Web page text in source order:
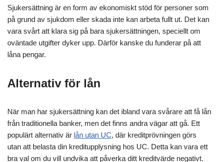
Sjukersättning är en form av ekonomiskt stöd för personer som
på grund av sjukdom eller skada inte kan arbeta fullt ut. Det kan
vara svårt att klara sig på bara sjukersättningen, speciellt om
oväntade utgifter dyker upp. Därför kanske du funderar på att
låna pengar.
Alternativ för lån
När man har sjukersättning kan det ibland vara svårare att få lån
från traditionella banker, men det finns andra vägar att gå. Ett
populärt alternativ är lån utan UC, där kreditprövningen görs
utan att belasta din kreditupplysning hos UC. Detta kan vara ett
bra val om du vill undvika att påverka ditt kreditvärde negativt.